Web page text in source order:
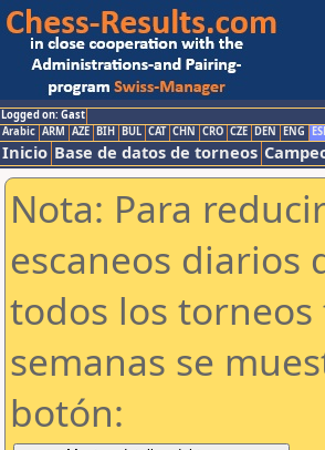
Logged on: Gast
Arabic ARM AZE BIH BUL CAT CHN CRO CZE DEN ENG
Inicio Base de datos de torneos
Nota: Para
escaneos diarios
todos los torneos
semanas se
botón: